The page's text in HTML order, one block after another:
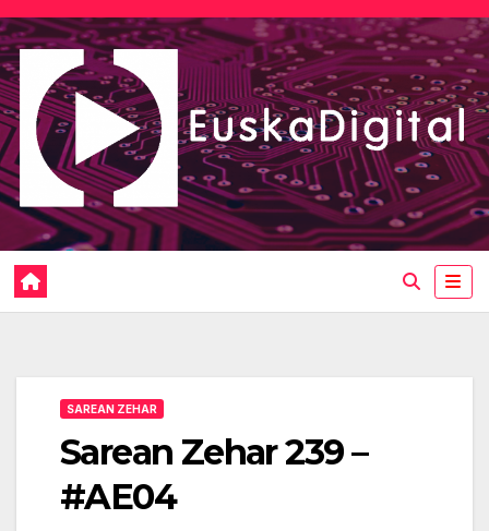
Saltar
al
contenido
SAREAN ZEHAR
Sarean Zehar 239 –
#AE04